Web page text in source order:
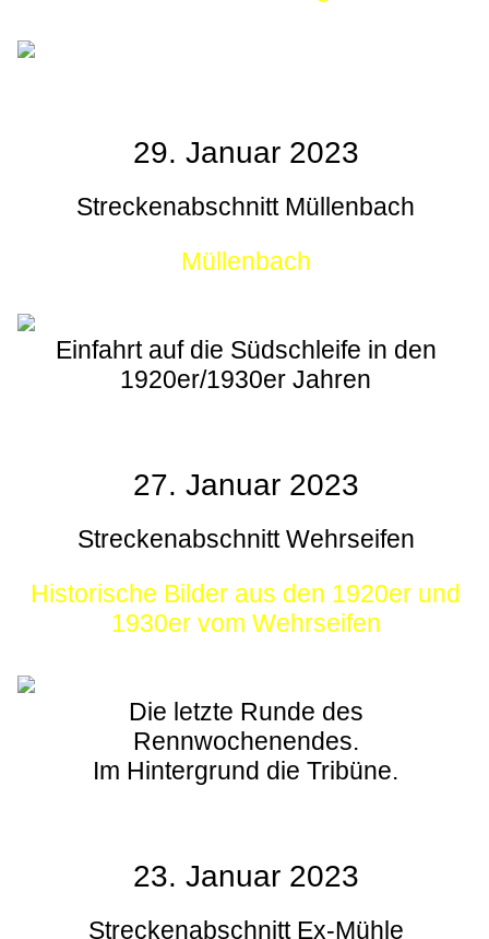
29. Januar 2023
Streckenabschnitt Müllenbach
Müllenbach
Einfahrt auf die Südschleife in den
1920er/1930er Jahren
27. Januar 2023
Streckenabschnitt Wehrseifen
Historische Bilder aus den 1920er und
1930er vom Wehrseifen
Die letzte Runde des
Rennwochenendes.
Im Hintergrund die Tribüne.
23. Januar 2023
Streckenabschnitt Ex-Mühle